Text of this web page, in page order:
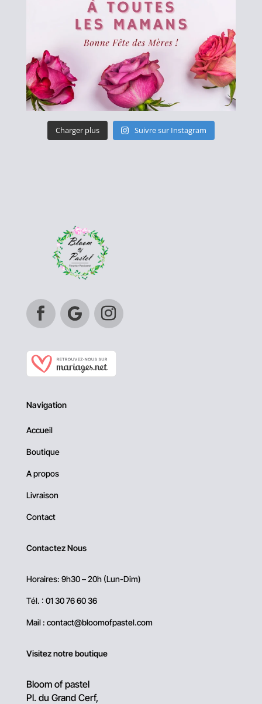
Charger plus Suivre sur Instagram
Navigation
Accueil
Boutique
A propos
Livraison
Contact
Contactez Nous
Horaires: 9h30 – 20h (Lun-Dim)
Tél. : 01 30 76 60 36
Mail : contact@bloomofpastel.com
Visitez notre boutique
Bloom of pastel
Pl. du Grand Cerf,